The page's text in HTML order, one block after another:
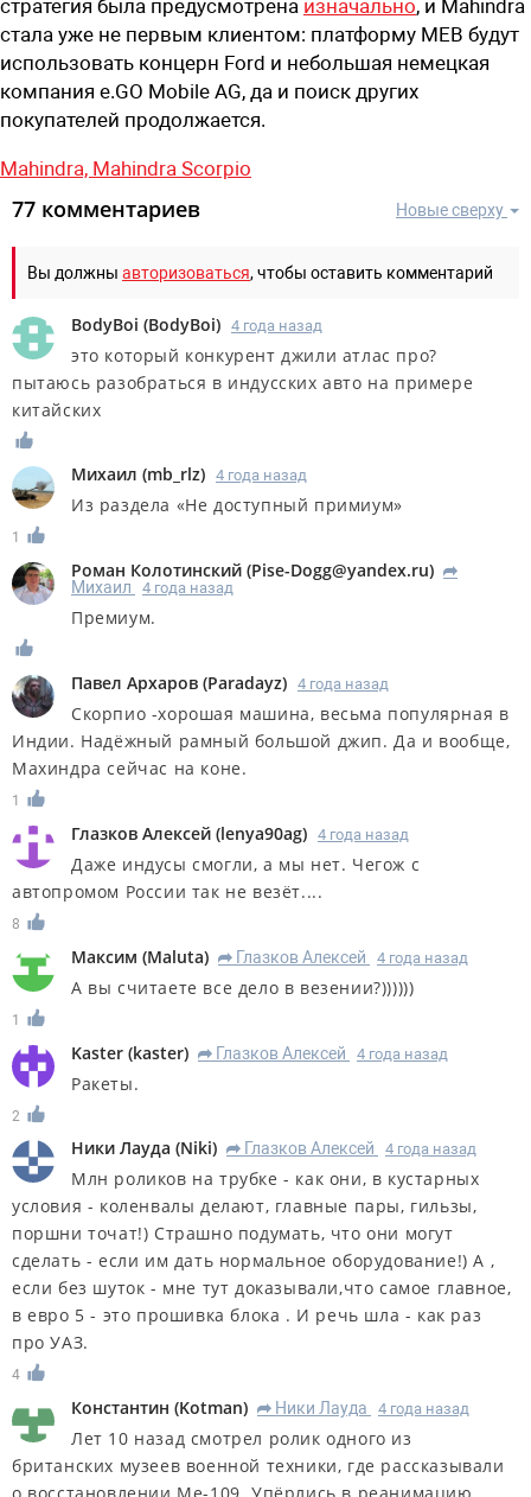
стратегия была предусмотрена изначально, и Mahindra
стала уже не первым клиентом: платформу MEB будут
использовать концерн Ford и небольшая немецкая
компания e.GO Mobile AG, да и поиск других
покупателей продолжается.
Mahindra, Mahindra Scorpio
Новые сверху
77 комментариев
Вы должны авторизоваться, чтобы оставить комментарий
BodyBoi (BodyBoi) 4 года назад
это который конкурент джили атлас про?
пытаюсь разобраться в индусских авто на примере
китайских
Михаил (mb_rlz) 4 года назад
Из раздела «Не доступный примиум»
1
Роман Колотинский (Pise-Dogg@yandex.ru) R
Михаил 4 года назад
Премиум.
Павел Архаров (Paradayz) 4 года назад
Скорпио -хорошая машина, весьма популярная в
Индии. Надёжный рамный большой джип. Да и вообще,
Махиндра сейчас на коне.
1
Глазков Алексей (lenya90ag) 4 года назад
Даже индусы смогли, а мы нет. Чегож с
автопромом России так не везёт....
8
Максим (Maluta) R Глазков Алексей 4 года назад
А вы считаете все дело в везении?))))))
1
Kaster (kaster) R Глазков Алексей 4 года назад
Ракеты.
2
Ники Лауда (Niki) R Глазков Алексей 4 года назад
Млн роликов на трубке - как они, в кустарных
условия - коленвалы делают, главные пары, гильзы,
поршни точат!) Страшно подумать, что они могут
сделать - если им дать нормальное оборудование!) А ,
если без шуток - мне тут доказывали,что самое главное,
в евро 5 - это прошивка блока . И речь шла - как раз
про УАЗ.
4
Константин (Kotman) R Ники Лауда 4 года назад
Лет 10 назад смотрел ролик одного из
британских музеев военной техники, где рассказывали